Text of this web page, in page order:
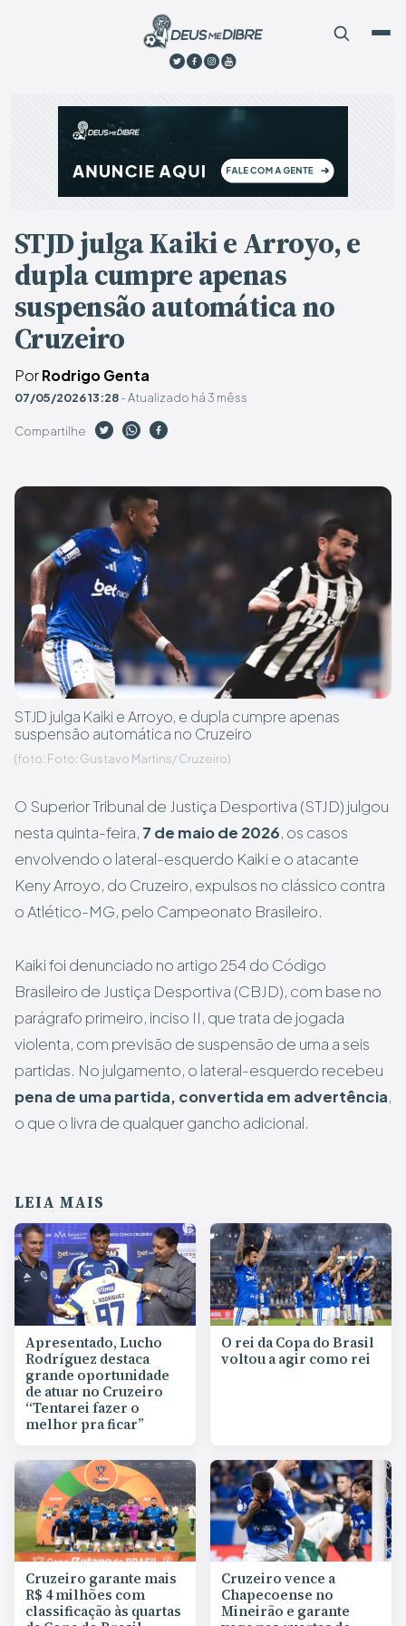
STJD julga Kaiki e Arroyo, e
dupla cumpre apenas
suspensão automática no
Cruzeiro
PorRodrigo Genta
07/05/2026 13:28- Atualizado há 3 mêss
Compartilhe
STJD julga Kaiki e Arroyo, e dupla cumpre apenas
suspensão automática no Cruzeiro
(foto: Foto: Gustavo Martins/ Cruzeiro)
O Superior Tribunal de Justiça Desportiva (STJD) julgou
nesta quinta-feira, 7 de maio de 2026, os casos
envolvendo o lateral-esquerdo Kaiki e o atacante
Keny Arroyo, do Cruzeiro, expulsos no clássico contra
o Atlético-MG, pelo Campeonato Brasileiro.
Kaiki foi denunciado no artigo 254 do Código
Brasileiro de Justiça Desportiva (CBJD), com base no
parágrafo primeiro, inciso II, que trata de jogada
violenta, com previsão de suspensão de uma a seis
partidas. No julgamento, o lateral-esquerdo recebeu
pena de uma partida, convertida em advertência,
o que o livra de qualquer gancho adicional.
LEIA MAIS
Apresentado, Lucho
Rodríguez destaca
grande oportunidade
de atuar no Cruzeiro
“Tentarei fazer o
melhor pra ficar”
O rei da Copa do Brasil
voltou a agir como rei
Cruzeiro garante mais
R$ 4 milhões com
classificação às quartas
Cruzeiro vence a
Chapecoense no
Mineirão e garante